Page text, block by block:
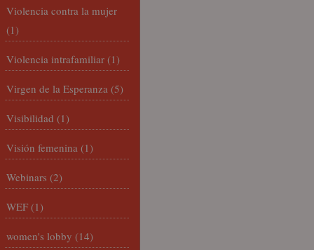
Violencia contra la mujer
(1)
Violencia intrafamiliar (1)
Virgen de la Esperanza (5)
Visibilidad (1)
Visión femenina (1)
Webinars (2)
WEF (1)
women's lobby (14)